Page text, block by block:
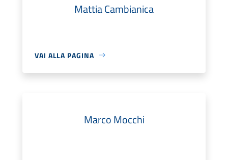
Mattia Cambianica
VAI ALLA PAGINA
Marco Mocchi